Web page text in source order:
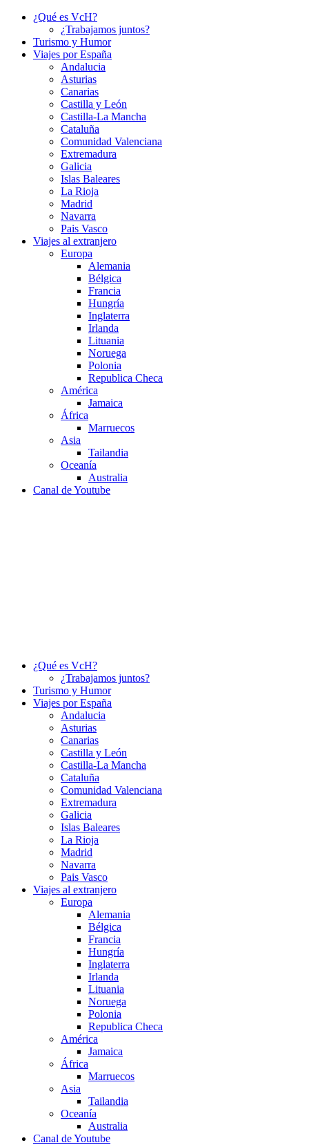
¿Qué es VcH?
¿Trabajamos juntos?
Turismo y Humor
Viajes por España
Andalucia
Asturias
Canarias
Castilla y León
Castilla-La Mancha
Cataluña
Comunidad Valenciana
Extremadura
Galicia
Islas Baleares
La Rioja
Madrid
Navarra
Pais Vasco
Viajes al extranjero
Europa
Alemania
Bélgica
Francia
Hungría
Inglaterra
Irlanda
Lituania
Noruega
Polonia
Republica Checa
América
Jamaica
África
Marruecos
Asia
Tailandia
Oceanía
Australia
Canal de Youtube
¿Qué es VcH?
¿Trabajamos juntos?
Turismo y Humor
Viajes por España
Andalucia
Asturias
Canarias
Castilla y León
Castilla-La Mancha
Cataluña
Comunidad Valenciana
Extremadura
Galicia
Islas Baleares
La Rioja
Madrid
Navarra
Pais Vasco
Viajes al extranjero
Europa
Alemania
Bélgica
Francia
Hungría
Inglaterra
Irlanda
Lituania
Noruega
Polonia
Republica Checa
América
Jamaica
África
Marruecos
Asia
Tailandia
Oceanía
Australia
Canal de Youtube